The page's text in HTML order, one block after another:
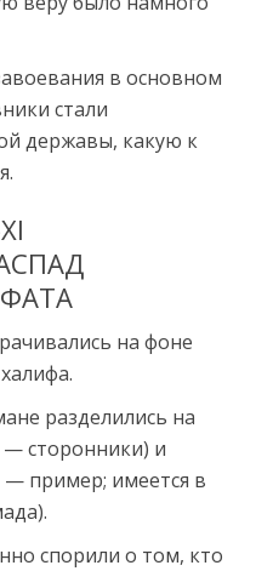
в основном
стали
державы, какую к
на фоне
разделились на
сторонники) и
— пример; имеется в
спорили о том, кто